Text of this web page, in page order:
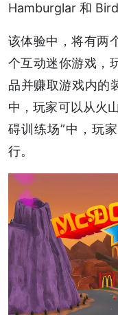
Hamburglar 和
该体验中，将有两
个互动迷你游戏，
品并赚取游戏内的
中，玩家可以从火
碍训练场”中，玩
行。